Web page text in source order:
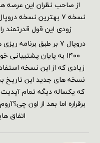
نسخه ۷ بهترین نسخه
زودی این قول قدرتمند
دروپال ۷ بر طبق
۱۴۰۰ به پایان
زیادی که از این نسخه
که یکساله دیگه تمام
اتفاق